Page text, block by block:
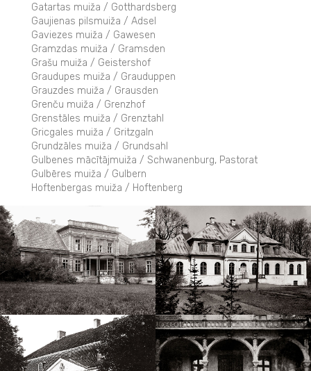
Gatartas muiža / Gotthardsberg
Gaujienas pilsmuiža / Adsel
Gaviezes muiža / Gawesen
Gramzdas muiža / Gramsden
Grašu muiža / Geistershof
Graudupes muiža / Grauduppen
Grauzdes muiža / Grausden
Grenču muiža / Grenzhof
Grenstāles muiža / Grenztahl
Gricgales muiža / Gritzgaln
Grundzāles muiža / Grundsahl
Gulbenes mācītājmuiža / Schwanenburg, Pastorat
Gulbēres muiža / Gulbern
Hoftenbergas muiža / Hoftenberg